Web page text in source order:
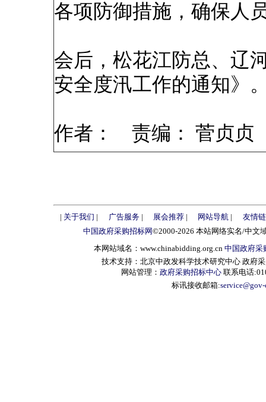
各项防御措施，确保人
会后，松花江防总、辽
安全度汛工作的通知》
作者： 责编： 菅贞贞
| 关于我们 | 广告服务| 展会推荐| 网站导航 |
友情
中国政府采购招标网©2000-2026 本站网络实名/中文
本网站域名：www.chinabidding.org.cn 中国政府采
技术支持：北京中政发科学技术研究中心 政府
网站管理： 政府采购招标中心 联系电话
标讯接收邮箱: